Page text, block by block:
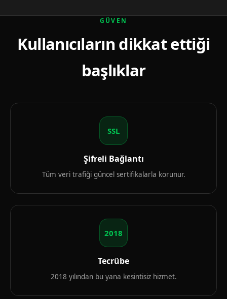
GÜVEN
Kullanıcıların dikkat ettiği
başlıklar
SSL
Şifreli Bağlantı
Tüm veri trafiği güncel sertifikalarla korunur.
2018
Tecrübe
2018 yılından bu yana kesintisiz hizmet.